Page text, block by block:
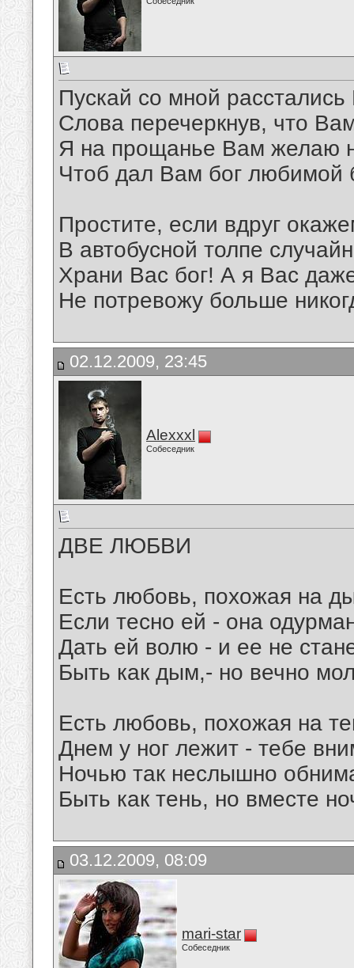
Пускай со мной
Слова перечеркнув, что
Я на прощанье Вам желаю
Чтоб дал Вам бог любимой
Простите, если вдруг
В автобусной толпе
Храни Вас бог! А я Вас
Не потревожу больше
02.12.2009, 23:45
Alexxxl
Собеседник
ДВЕ ЛЮБВИ
Есть любовь, похожая на
Если тесно ей - она
Дать ей волю - и ее не
Быть как дым,- но вечно
Есть любовь, похожая на
Днем у ног лежит - тебе
Ночью так неслышно
Быть как тень, но вместе
03.12.2009, 08:09
mari-star
Собеседник